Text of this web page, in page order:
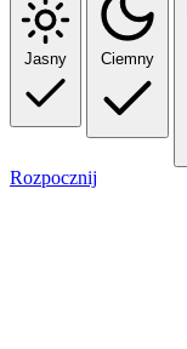
Jasny Ciemny
Rozpocznij